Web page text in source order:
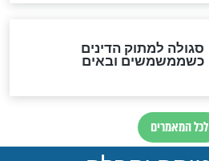
הימים
לחשב את הקץ?